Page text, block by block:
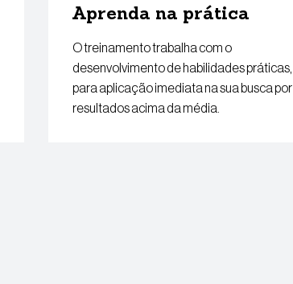
Aprenda na prática
O treinamento trabalha com o
desenvolvimento de habilidades práticas,
para aplicação imediata na sua busca por
resultados acima da média.